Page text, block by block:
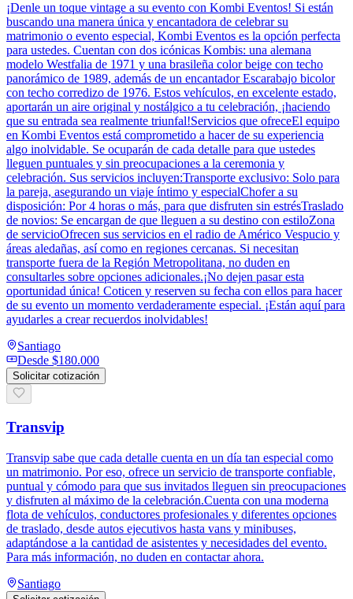
¡Denle un toque vintage a su evento con Kombi Eventos! Si están
buscando una manera única y encantadora de celebrar su
matrimonio o evento especial, Kombi Eventos es la opción perfecta
para ustedes. Cuentan con dos icónicas Kombis: una alemana
modelo Westfalia de 1971 y una brasileña color beige con techo
panorámico de 1989, además de un encantador Escarabajo bicolor
con techo corredizo de 1976. Estos vehículos, en excelente estado,
aportarán un aire original y nostálgico a tu celebración, ¡haciendo
que su entrada sea realmente triunfal!Servicios que ofreceEl equipo
en Kombi Eventos está comprometido a hacer de su experiencia
algo inolvidable. Se ocuparán de cada detalle para que ustedes
lleguen puntuales y sin preocupaciones a la ceremonia y
celebración. Sus servicios incluyen:Transporte exclusivo: Solo para
la pareja, asegurando un viaje íntimo y especialChofer a su
disposición: Por 4 horas o más, para que disfruten sin estrésTraslado
de novios: Se encargan de que lleguen a su destino con estiloZona
de servicioOfrecen sus servicios en el radio de Américo Vespucio y
áreas aledañas, así como en regiones cercanas. Si necesitan
transporte fuera de la Región Metropolitana, no duden en
consultarles sobre opciones adicionales.¡No dejen pasar esta
oportunidad única! Coticen y reserven su fecha con ellos para hacer
de su evento un momento verdaderamente especial. ¡Están aquí para
ayudarles a crear recuerdos inolvidables!
Santiago
Desde $180.000
Solicitar cotización
Transvip
Transvip sabe que cada detalle cuenta en un día tan especial como
un matrimonio. Por eso, ofrece un servicio de transporte confiable,
puntual y cómodo para que sus invitados lleguen sin preocupaciones
y disfruten al máximo de la celebración.Cuenta con una moderna
flota de vehículos, conductores profesionales y diferentes opciones
de traslado, desde autos ejecutivos hasta vans y minibuses,
adaptándose a la cantidad de asistentes y necesidades del evento.
Para más información, no duden en contactar ahora.
Santiago